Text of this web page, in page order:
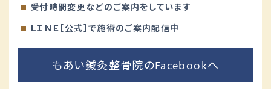
受付時間変更などのご案内をしています
ＬＩＮＥ［公式］で施術のご案内配信中
もあい鍼灸整骨院のFacebookへ